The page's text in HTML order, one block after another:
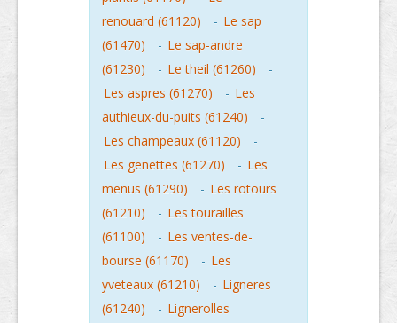
renouard (61120)
- Le sap
(61470)
- Le sap-andre
(61230)
- Le theil (61260)
-
Les aspres (61270)
- Les
authieux-du-puits (61240)
-
Les champeaux (61120)
-
Les genettes (61270)
- Les
menus (61290)
- Les rotours
(61210)
- Les tourailles
(61100)
- Les ventes-de-
bourse (61170)
- Les
yveteaux (61210)
- Ligneres
(61240)
- Lignerolles